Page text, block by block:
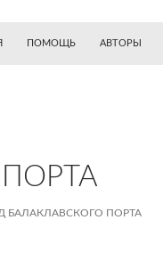
ПОМОЩЬ АВТОРЫ
БАЛАКЛАВСКОГО ПОРТА